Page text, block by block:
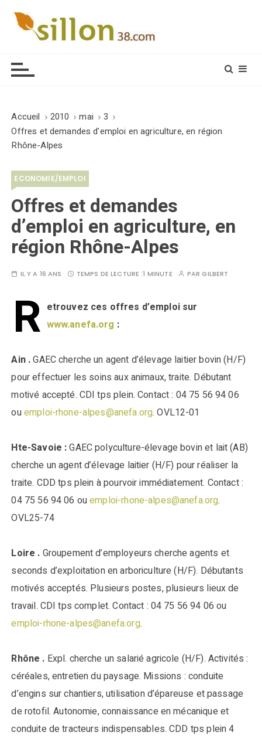
Accueil 2010 mai
3
Offres et demandes d’emploi en agriculture, en région
Rhône-Alpes
ECONOMIE/EMPLOI
Offres et demandes
d’emploi en agriculture, en
région Rhône-Alpes
IL Y A 16 ANS TEMPS DE LECTURE :1 MINUTE PARGILBERT
R etrouvez ces offres d’emploi sur
www.anefa.org :
Ain .GAEC cherche un agent d’élevage laitier bovin (H/F)
pour effectuer les soins aux animaux, traite. Débutant
motivé accepté. CDI tps plein. Contact : 04 75 56 94 06
ouemploi-rhone-alpes@anefa.org. OVL12-01
Hte-Savoie :GAEC polyculture-élevage bovin et lait (AB)
cherche un agent d’élevage laitier (H/F) pour réaliser la
traite. CDD tps plein à pourvoir immédiatement. Contact :
04 75 56 94 06 ouemploi-rhone-alpes@anefa.org.
OVL25-74
Loire . Groupement d’employeurs cherche agents et
seconds d’exploitation en arboriculture (H/F). Débutants
motivés acceptés. Plusieurs postes, plusieurs lieux de
travail. CDI tps complet. Contact : 04 75 56 94 06 ou
emploi-rhone-alpes@anefa.org.
Rhône . Expl. cherche un salarié agricole (H/F). Activités :
céréales, entretien du paysage. Missions : conduite
d’engins sur chantiers, utilisation d’épareuse et passage
de rotofil. Autonomie, connaissance en mécanique et
conduite de tracteurs indispensables. CDD tps plein 4